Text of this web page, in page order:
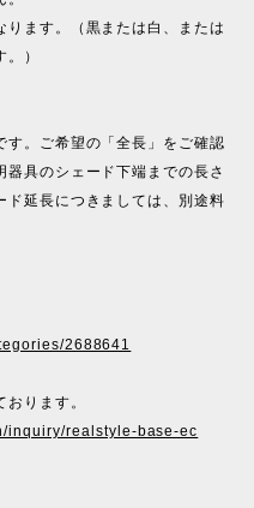
ります。（黒または白、または
）
。ご希望の「全長」をご確認
具のシェード下端までの長さ
ド延長につきましては、別途料
2688641
ります。
inquiry/realstyle-base-ec